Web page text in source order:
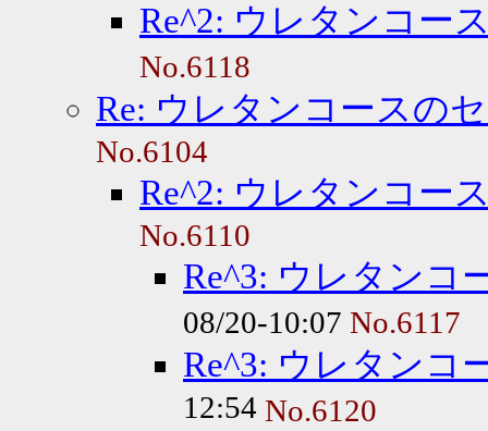
Re^2: ウレタンコー
No.6118
Re: ウレタンコースの
No.6104
Re^2: ウレタンコー
No.6110
Re^3: ウレタンコ
08/20-10:07 No.6117
Re^3: ウレタンコ
12:54 No.6120